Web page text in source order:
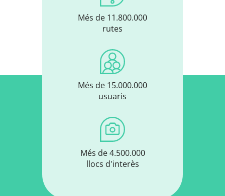
Més de 11.800.000
rutes
Més de 15.000.000
usuaris
Més de 4.500.000
llocs d'interès